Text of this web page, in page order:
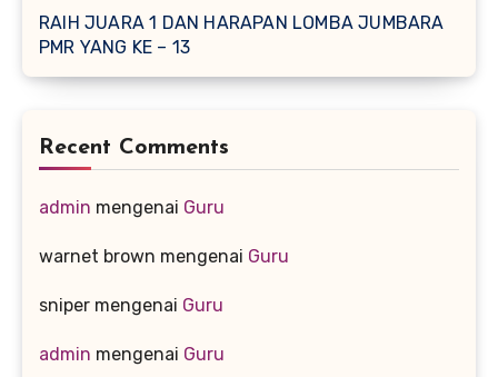
RAIH JUARA 1 DAN HARAPAN LOMBA JUMBARA
PMR YANG KE – 13
Recent Comments
admin mengenai Guru
warnet brown mengenai Guru
sniper mengenai Guru
admin mengenai Guru